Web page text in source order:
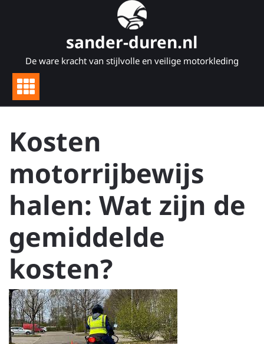
sander-duren.nl
De ware kracht van stijlvolle en veilige motorkleding
Kosten
motorrijbewijs
halen: Wat zijn de
gemiddelde
kosten?